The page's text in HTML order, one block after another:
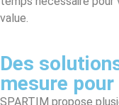
value.
Des
mesure
SPARTIM propose